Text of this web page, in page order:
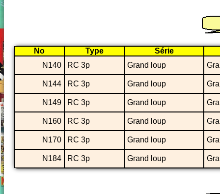
No Type
Série
N140
RC 3p Grand loup
N144 RC 3p Grand loup
N149 RC 3p Grand loup
N160 RC 3p Grand loup
N170 RC 3p Grand loup
N184 RC 3p Grand loup